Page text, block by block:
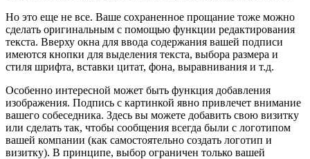
Но это еще не все. Ваше сохраненное прощание тоже можно
сделать оригинальным с помощью функции редактирования
текста. Вверху окна для ввода содержания вашей подписи
имеются кнопки для выделения текста, выбора размера и
стиля шрифта, вставки цитат, фона, выравнивания и т.д.
Особенно интересной может быть функция добавления
изображения. Подпись с картинкой явно привлечет внимание
вашего собеседника. Здесь вы можете добавить свою визитку
или сделать так, чтобы сообщения всегда были с логотипом
вашей компании (как самостоятельно создать логотип и
визитку). В принципе, выбор ограничен только вашей